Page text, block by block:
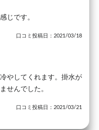
じです。
口コミ投稿日：2021/03/18
やしてくれます。掛水が
せんでした。
口コミ投稿日：2021/03/21